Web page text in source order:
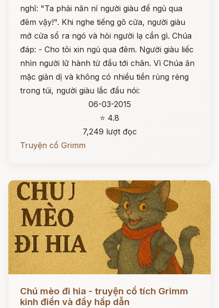
nghĩ: "Ta phải năn nỉ người giàu để ngủ qua
đêm vậy!". Khi nghe tiếng gõ cửa, người giàu
mở cửa sổ ra ngó và hỏi người lạ cần gì. Chúa
đáp: - Cho tôi xin ngủ qua đêm. Người giàu liếc
nhìn người lữ hành từ đầu tới chân. Vì Chúa ăn
mặc giản dị và không có nhiều tiền rủng rẻng
trong túi, người giàu lắc đầu nói:
06-03-2015
⭐ 4.8
7,249 lượt đọc
Truyện cổ Grimm
Chú mèo đi hia - truyện cổ tích Grimm
kinh điển và đầy hấp dẫn